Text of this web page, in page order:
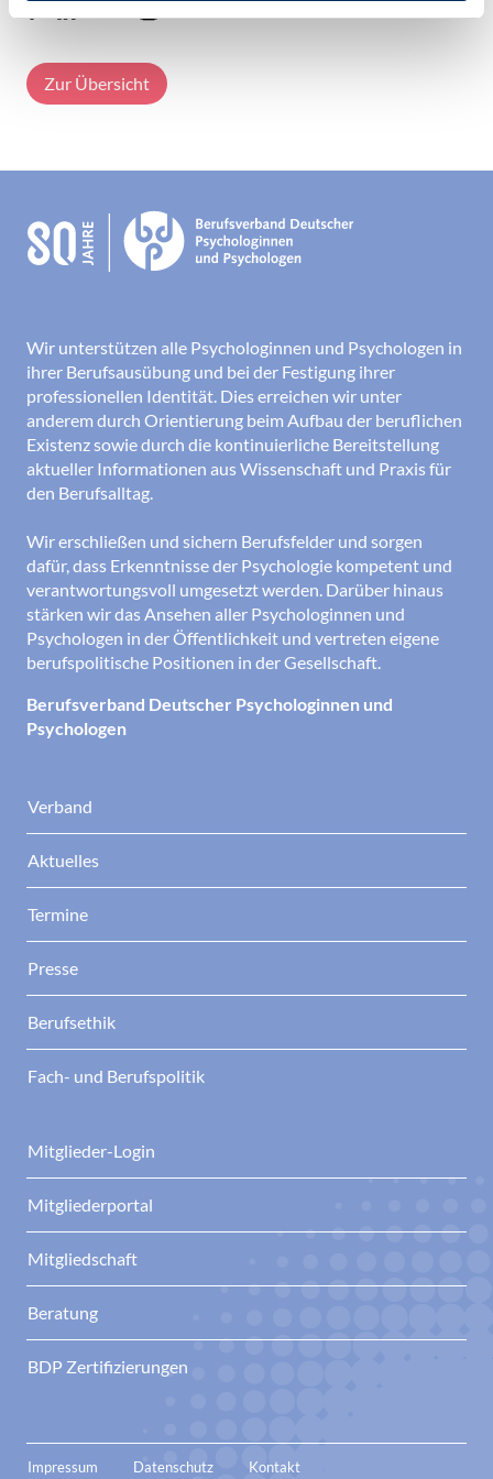
Zur Übersicht
Wir unterstützen alle Psychologinnen und Psychologen in
ihrer Berufsausübung und bei der Festigung ihrer
professionellen Identität. Dies erreichen wir unter
anderem durch Orientierung beim Aufbau der beruflichen
Existenz sowie durch die kontinuierliche Bereitstellung
aktueller Informationen aus Wissenschaft und Praxis für
den Berufsalltag.
Wir erschließen und sichern Berufsfelder und sorgen
dafür, dass Erkenntnisse der Psychologie kompetent und
verantwortungsvoll umgesetzt werden. Darüber hinaus
stärken wir das Ansehen aller Psychologinnen und
Psychologen in der Öffentlichkeit und vertreten eigene
berufspolitische Positionen in der Gesellschaft.
Berufsverband Deutscher Psychologinnen und
Psychologen
Verband
Aktuelles
Termine
Presse
Berufsethik
Fach- und Berufspolitik
Mitglieder-Login
Mitgliederportal
Mitgliedschaft
Beratung
BDP Zertifizierungen
Impressum Datenschutz Kontakt